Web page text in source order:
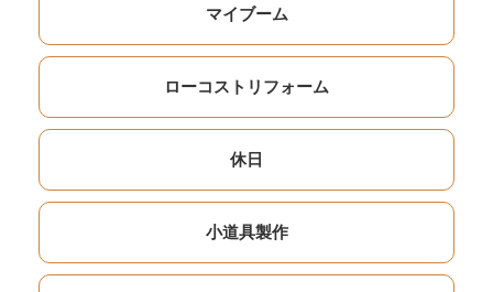
マイブーム
ローコストリフォーム
休日
小道具製作